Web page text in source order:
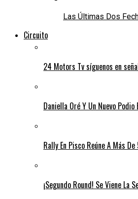
Las Últimas Dos
Circuito
24 Motors Tv síguenos en
Daniella Oré Y Un Nuevo
Rally En Pisco Reúne A Más
¡Segundo Round! Se Viene La